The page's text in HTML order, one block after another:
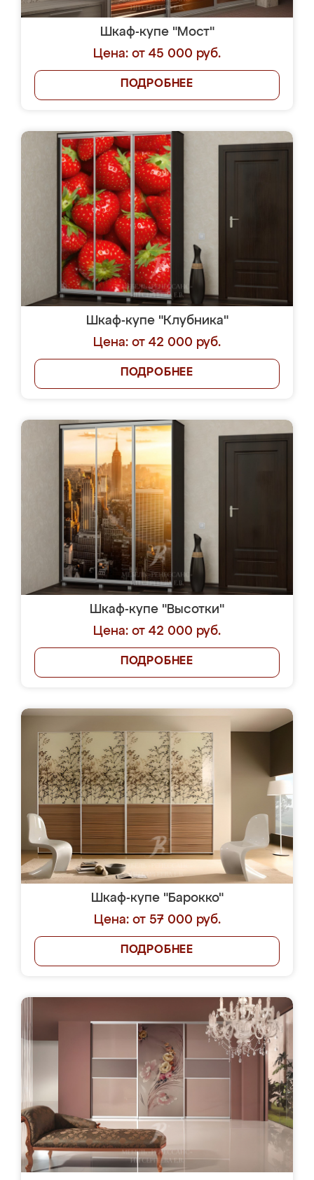
Шкаф-купе "Мост"
Цена: от 45 000 руб.
ПОДРОБНЕЕ
Шкаф-купе "Клубника"
Цена: от 42 000 руб.
ПОДРОБНЕЕ
Шкаф-купе "Высотки"
Цена: от 42 000 руб.
ПОДРОБНЕЕ
Шкаф-купе "Барокко"
Цена: от 57 000 руб.
ПОДРОБНЕЕ